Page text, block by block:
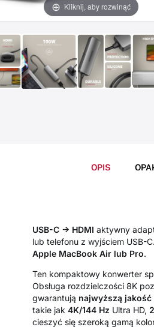
Kliknij, aby rozwinąć
OPIS
USB-C -> HDMI aktywny
lub telefonu z wyjściem USB-
Apple MacBook Air lub Pro.
Ten kompaktowy konwerter
Obsługa rozdzielczości 8K
gwarantują najwyższą jakość
takie jak 4K/144 Hz Ultra HD,
cieszyć się szeroką gamą